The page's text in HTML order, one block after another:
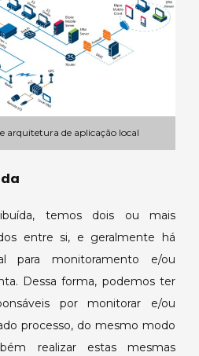
arquitetura de aplicação local
temos dois ou mais
entre si, e geralmente há
para monitoramento e/ou
Dessa forma, podemos ter
por monitorar e/ou
processo, do mesmo modo
realizar estas mesmas